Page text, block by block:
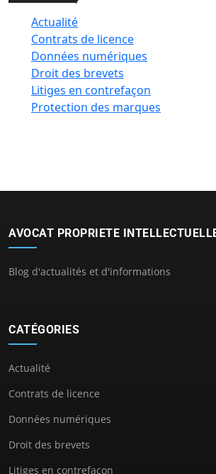
Actualité
Contrats de licence
Données numériques
Droit des brevets
Litiges en contrefaçon
Protection des marques
AVOCAT PROPRIETE
Blog d'actualités et d'informations
CATÉGORIES
Actualité
Contrats de licence
Données numériques
Droit des brevets
Litiges en contrefaçon